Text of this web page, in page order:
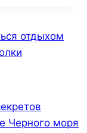
отдыхом
Черного моря